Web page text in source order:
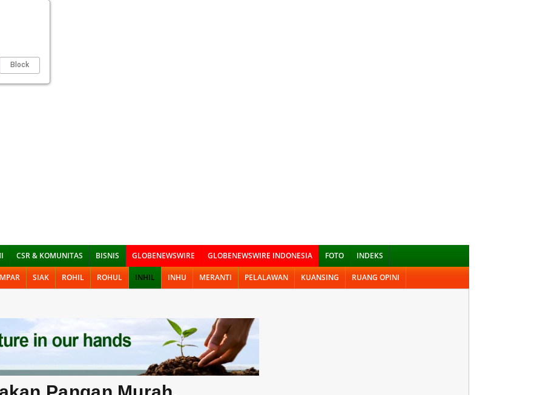
CSR & KOMUNITAS BISNIS GLOBENEWSWIRE GLOBENEWSWIRE INDONESIA FOTO INDEKS
SIAK ROHIL ROHUL INHIL INHU MERANTI PELALAWAN KUANSING RUANG OPINI
RI ke-80 dengan Senam, Donor Darah, dan Bagi-Bagi Bendera
Block